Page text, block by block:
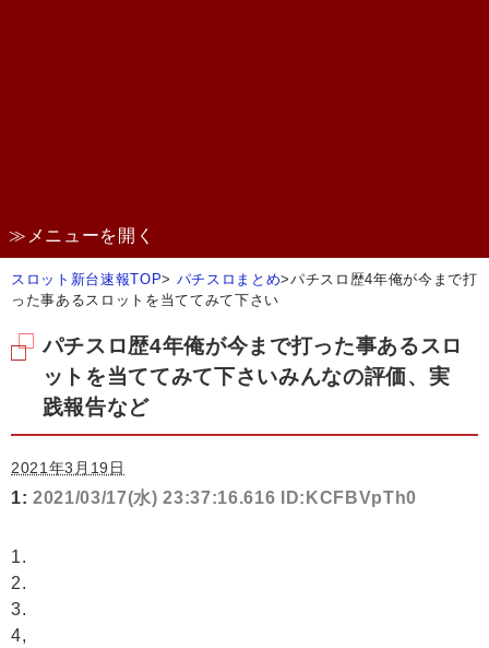
≫メニューを開く
スロット新台速報TOP> パチスロまとめ>パチスロ歴4年俺が今まで打
った事あるスロットを当ててみて下さい
パチスロ歴4年俺が今まで打った事あるスロ
ットを当ててみて下さいみんなの評価、実
践報告など
2021年3月19日
1: 2021/03/17(水) 23:37:16.616 ID:KCFBVpTh0
1.
2.
3.
4,